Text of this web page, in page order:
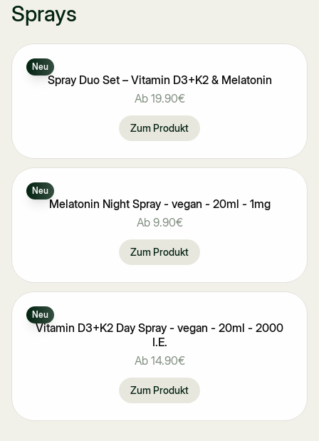
Sprays
Neu
Spray Duo Set – Vitamin D3+K2 & Melatonin
Ab 19.90€
Zum Produkt
Neu
Melatonin Night Spray - vegan - 20ml - 1mg
Ab 9.90€
Zum Produkt
Neu
Vitamin D3+K2 Day Spray - vegan - 20ml - 2000
I.E.
Ab 14.90€
Zum Produkt